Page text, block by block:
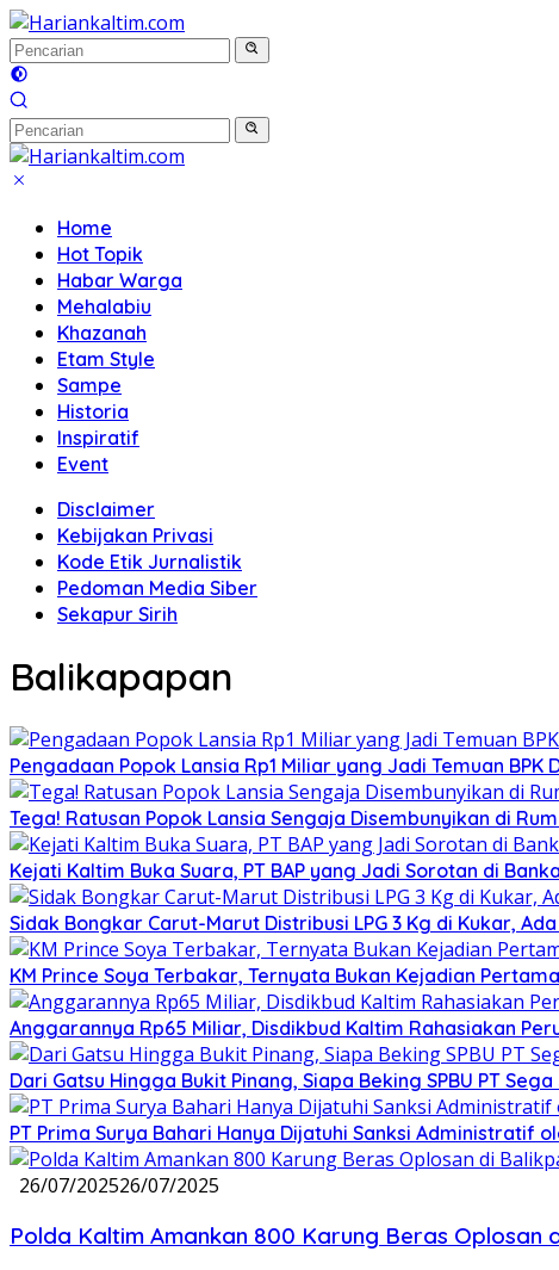
Langsung
ke
konten
Home
Hot Topik
Habar Warga
Mehalabiu
Khazanah
Etam Style
Sampe
Historia
Inspiratif
Event
Disclaimer
Kebijakan Privasi
Kode Etik Jurnalistik
Pedoman Media Siber
Sekapur Sirih
Balikapapan
Pengadaan Popok Lansia Rp1 Miliar yang Jadi Temuan
Tega! Ratusan Popok Lansia Sengaja Disembunyikan di
Kejati Kaltim Buka Suara, PT BAP yang Jadi Sorotan di
Sidak Bongkar Carut-Marut Distribusi LPG 3 Kg di Kukar,
KM Prince Soya Terbakar, Ternyata Bukan Kejadian Pertama
Anggarannya Rp65 Miliar, Disdikbud Kaltim Rahasiakan
Dari Gatsu Hingga Bukit Pinang, Siapa Beking SPBU PT
PT Prima Surya Bahari Hanya Dijatuhi Sanksi Administratif
26/07/202526/07/2025
Polda Kaltim Amankan 800 Karung Beras Oplosan